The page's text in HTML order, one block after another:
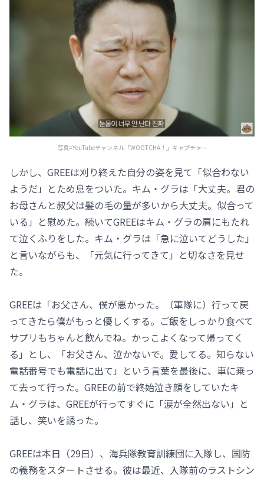
写真=YouTubeチャンネル「WOOTCHA！」キャプチャー
しかし、GREEは刈り終えた自分の姿を見て「似合わない
ようだ」とため息をついた。キム・グラは「大丈夫。君の
お母さんと叔父は髪の毛の量が多いから大丈夫。似合って
いる」と慰めた。続いてGREEはキム・グラの肩にもたれ
て泣くふりをした。キム・グラは「急に泣いてどうした」
と言いながらも、「元気に行ってきて」と切なさを見せ
た。
GREEは「お父さん、僕が悪かった。（軍隊に）行って戻
ってきたら僕がもっと優しくする。ご飯をしっかり食べて
サプリもちゃんと飲んでね。かっこよくなって帰ってく
る」とし、「お父さん、泣かないで。愛してる。知らない
電話番号でも電話に出て」という言葉を最後に、車に乗っ
て去って行った。GREEの前で終始泣き顔をしていたキ
ム・グラは、GREEが行ってすぐに「涙が全然出ない」と
話し、笑いを誘った。
GREEは本日（29日）、海兵隊教育訓練団に入隊し、国防
の義務をスタートさせる。彼は最近、入隊前のラストシン